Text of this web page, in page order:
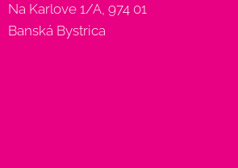
Na Karlove 1/A, 974 01
Banská Bystrica